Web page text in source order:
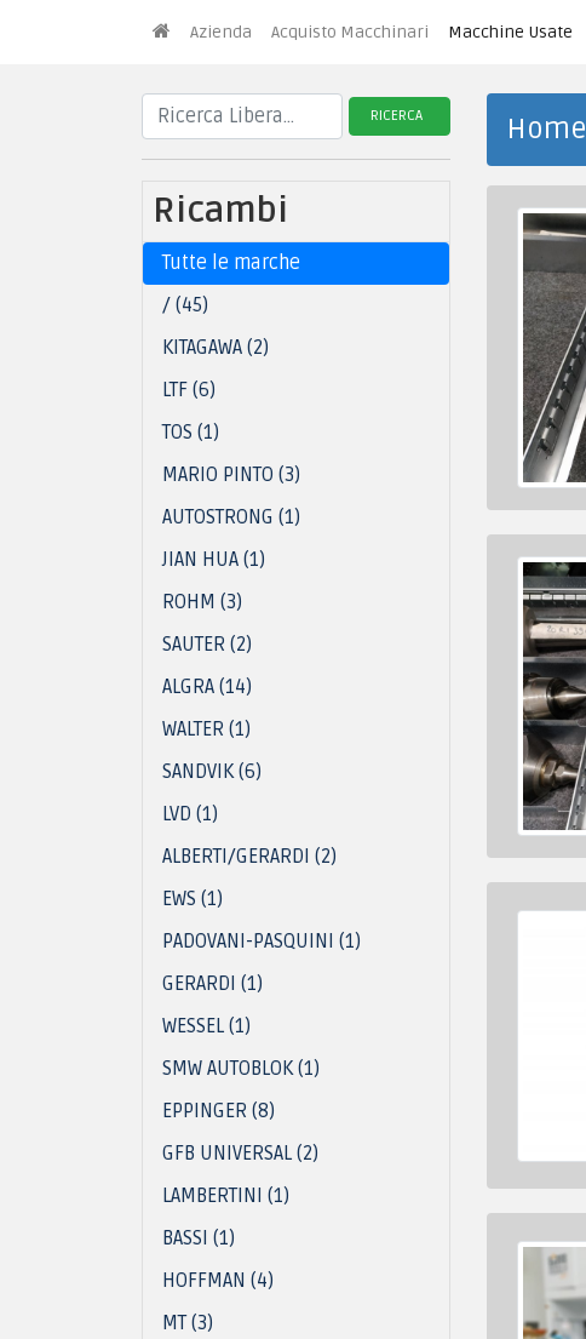
Azienda Acquisto Macchinari Macchine Usate
RICERCA
Ricambi
Tutte le marche
/ (45)
KITAGAWA (2)
LTF (6)
TOS (1)
MARIO PINTO (3)
AUTOSTRONG (1)
JIAN HUA (1)
ROHM (3)
SAUTER (2)
ALGRA (14)
WALTER (1)
SANDVIK (6)
LVD (1)
ALBERTI/GERARDI (2)
EWS (1)
PADOVANI-PASQUINI (1)
GERARDI (1)
WESSEL (1)
SMW AUTOBLOK (1)
EPPINGER (8)
GFB UNIVERSAL (2)
LAMBERTINI (1)
BASSI (1)
HOFFMAN (4)
MT (3)
Home